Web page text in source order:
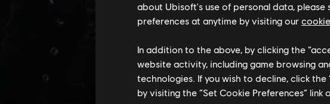
about Ubisoft's use of personal data, please
preferences at anytime by visiting our
In addition to the above, by clicking the
website activity, including game browsing
technologies. If you wish to decline, click
by visiting the “Set Cookie Preferences”